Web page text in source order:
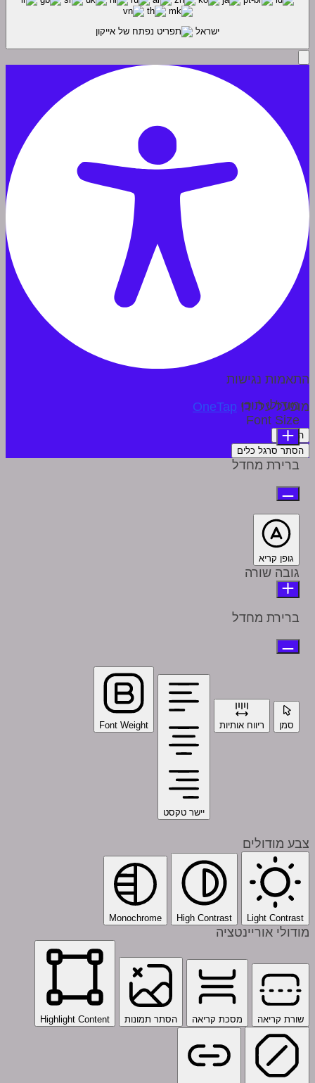
ישראל
התאמות נגישות
מופעל על ידי OneTap
הצהרה
הסתר סרגל כלים
מודולי תוכן
Font Size
ברירת מחדל
גופן קריא
גובה שורה
ברירת מחדל
סמן ריווח אותיות
יישר טקסט
Font Weight
צבע מודולים
Light Contrast
High Contrast
Monochrome
מודולי אוריינטציה
שורת קריאה מסכת קריאה הסתר תמונות Highlight Content